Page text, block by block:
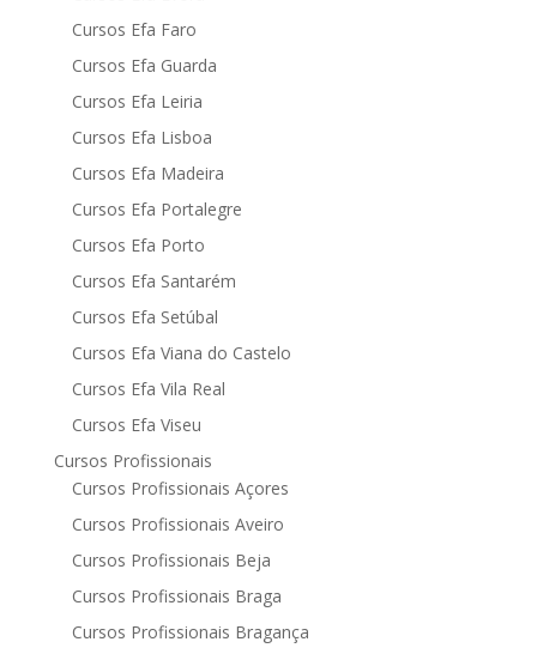
Cursos Efa Faro
Cursos Efa Guarda
Cursos Efa Leiria
Cursos Efa Lisboa
Cursos Efa Madeira
Cursos Efa Portalegre
Cursos Efa Porto
Cursos Efa Santarém
Cursos Efa Setúbal
Cursos Efa Viana do Castelo
Cursos Efa Vila Real
Cursos Efa Viseu
Cursos Profissionais
Cursos Profissionais Açores
Cursos Profissionais Aveiro
Cursos Profissionais Beja
Cursos Profissionais Braga
Cursos Profissionais Bragança